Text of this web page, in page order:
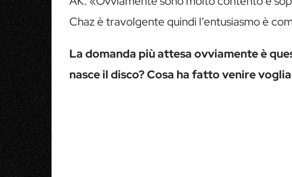
Chaz è travolgente quindi l’entusiasmo è
La domanda più attesa ovviamente è
nasce il disco? Cosa ha fatto venire